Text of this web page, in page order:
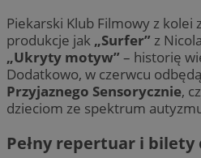
Piekarski Klub Filmowy z kolei
produkcje jak „Surfer” z
„Ukryty motyw” – historię
Dodatkowo, w czerwcu
Przyjaznego Sensorycznie,
dzieciom ze spektrum
Pełny repertuar i bilety